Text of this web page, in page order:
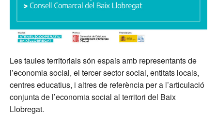
Les taules territorials són espais amb representants de
l’economia social, el tercer sector social, entitats locals,
centres educatius, i altres de referència per a l’articulació
conjunta de l’economia social al territori del Baix
Llobregat.